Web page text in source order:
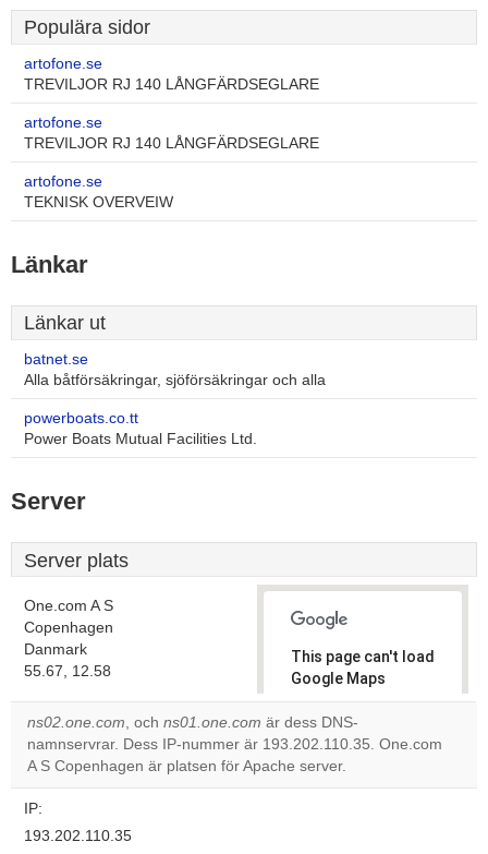
Populära sidor
artofone.se
TREVILJOR RJ 140 LÅNGFÄRDSEGLARE
artofone.se
TREVILJOR RJ 140 LÅNGFÄRDSEGLARE
artofone.se
TEKNISK OVERVEIW
Länkar
Länkar ut
batnet.se
Alla båtförsäkringar, sjöförsäkringar och alla
powerboats.co.tt
Power Boats Mutual Facilities Ltd.
Server
Server plats
One.com A S
Copenhagen
Danmark
55.67, 12.58
This page can't load
Google Maps
correctly.
Do you
own this
ns02.one.com, och ns01.one.com är dess DNS-
namnservrar. Dess IP-nummer är 193.202.110.35. One.com
A S Copenhagen är platsen för Apache server.
IP:
193.202.110.35